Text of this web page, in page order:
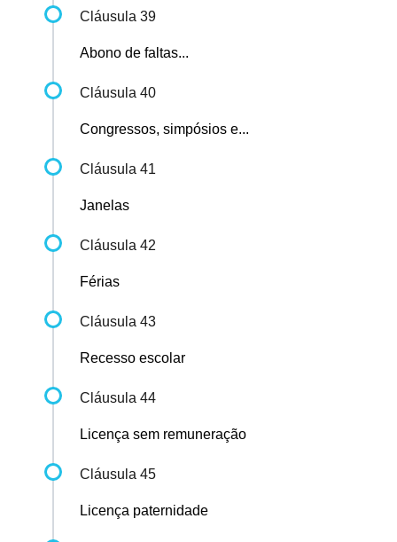
Cláusula 39
Abono de faltas...
Cláusula 40
Congressos, simpósios e...
Cláusula 41
Janelas
Cláusula 42
Férias
Cláusula 43
Recesso escolar
Cláusula 44
Licença sem remuneração
Cláusula 45
Licença paternidade